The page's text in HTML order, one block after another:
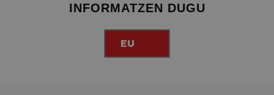
INFORMATZEN DUGU
EU